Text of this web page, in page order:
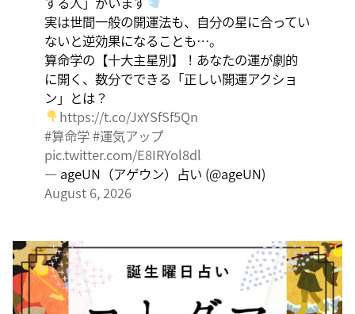
実は世間一般の開運法も、自分の星に合ってい
ないと逆効果になることも…。
算命学の【十大主星別】！あなたの運が劇的
に開く、数分でできる「正しい開運アクショ
ン」とは？
https://t.co/JxYSfSf5Qn
#算命学#運気アップ
pic.twitter.com/E8IRYol8dl
— ageUN（アゲウン）占い (@ageUN)
August 6, 2026